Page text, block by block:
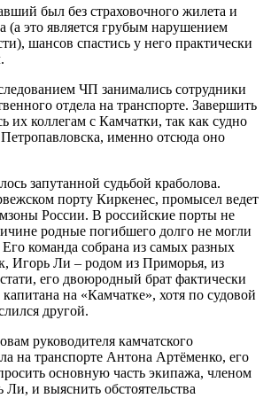
был без страховочного жилета и
(а это является грубым нарушением
шансов спастись у него практически
ЧП занимались сотрудники
отдела на транспорте. Завершить
их коллегам с Камчатки, так как судно
именно отсюда оно
запутанной судьбой краболова.
порту Киркенес, промысел ведет
России. В российские порты не
родные погибшего долго не могли
Его команда собрана из самых разных
Игорь Ли – родом из Приморья, из
его двоюродный брат фактически
на «Камчатке», хотя по судовой
другой.
руководителя камчатского
на транспорте Антона Артёменко, его
основную часть экипажа, членом
и выяснить обстоятельства